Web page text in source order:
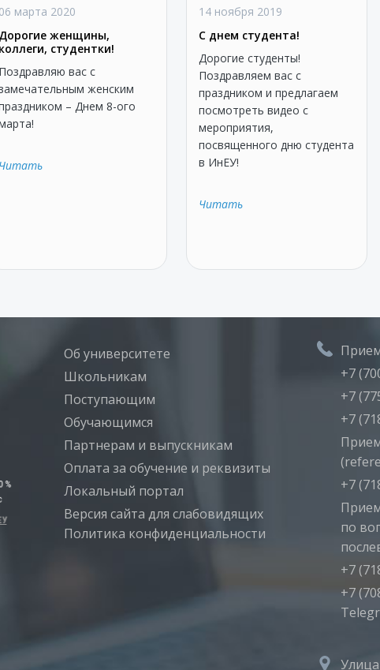
06 марта 2020
Дорогие женщины,
коллеги, студентки!
Поздравляю вас с
женским
– Днем 8-ого
Читать
14 ноября 2019
С днем студента!
Дорогие студенты!
Поздравляем вас с
праздником и предлагаем
посмотреть видео с
мероприятия,
посвященного дню студента
в ИнЕУ!
Читать
Об университете
Школьникам
Поступающим
Обучающимся
Партнерам и выпускникам
Оплата за обучение и реквизиты
Локальный портал
Версия сайта для слабовидящих
Политика конфиденциальности
+7
+7
+7
+7
по
+7
+7